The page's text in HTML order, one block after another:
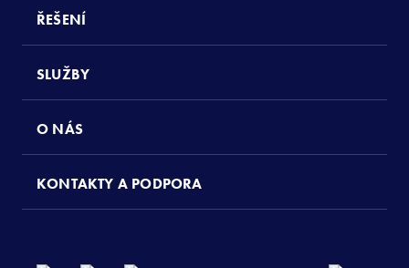
ŘEŠENÍ
SLUŽBY
O NÁS
KONTAKTY A PODPORA